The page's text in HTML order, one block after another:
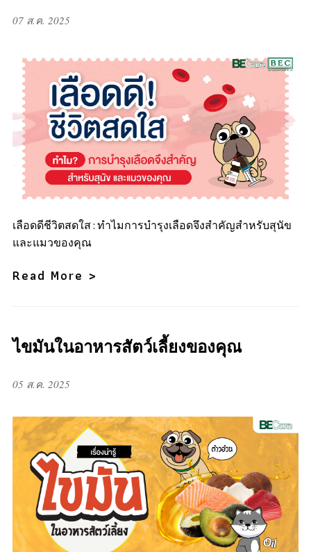
07 ส.ค. 2025
เลือดดีชีวิตสดใส : ทำไมการบำรุงเลือดจึงสำคัญสำหรับสุนัข
และแมวของคุณ
Read More >
ไขมันในอาหารสัตว์เลี้ยงของคุณ
05 ส.ค. 2025